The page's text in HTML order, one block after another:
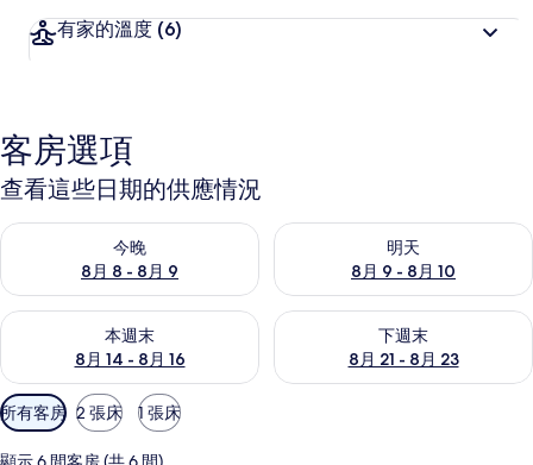
有家的溫度 (6)
客房選項
查看這些日期的供應情況
今晚
8月 8 - 8月 9
查看今晚 (8月 8 - 8月 9) 的供應情況
明天
8月 9 - 8月 10
查看明天 (8月 9 - 8月 10) 的供
本週末
8月 14 - 8月 16
查看本週末 (8月 14 - 8月 16) 的供應情況
下週末
8月 21 - 8月 23
查看下週末 (8月 21 - 8月 23)
可
用
的
所有客房 2 張床 1 張床